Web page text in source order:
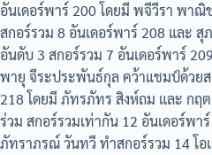
อันเดอร์พาร์ 200 โดยมี พจีวีรา พาณิ
สกอร์รวม 8 อันเดอร์พาร์ 208 และ
อันดับ 3 สกอร์รวม 7 อันเดอร์พาร์
พายุ จีระประพันธ์กุล คว้าแชมป์ด้วยส
218 โดยมี ภัทรภัทร สิงห์ถม และ ก
ร่วม สกอร์รวมเท่ากัน 12 อันเดอร์พา
ภัทราภรณ์ วันทวี ทำสกอร์รวม 14 โอ